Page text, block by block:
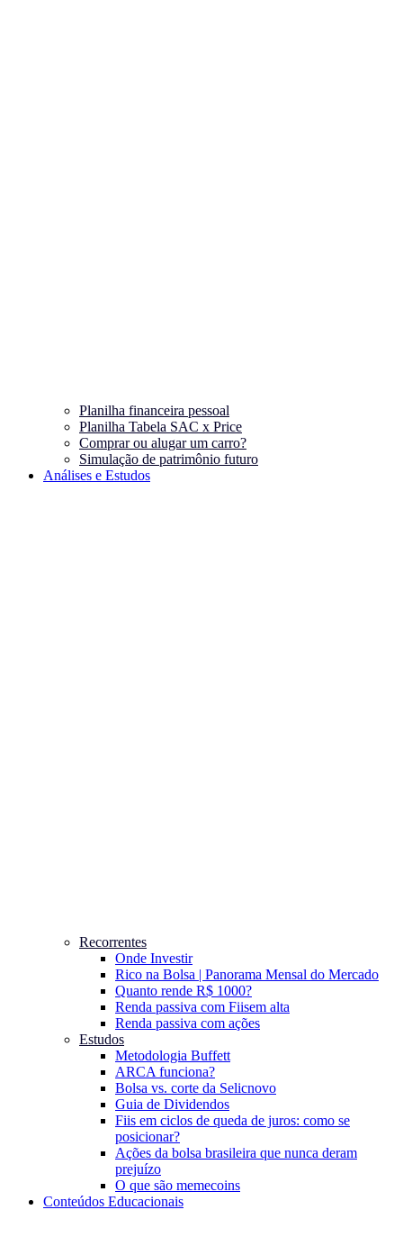
Planilha financeira pessoal
Planilha Tabela SAC x Price
Comprar ou alugar um carro?
Simulação de patrimônio futuro
Análises e Estudos
Recorrentes
Onde Investir
Rico na Bolsa | Panorama Mensal do Mercado
Quanto rende R$ 1000?
Renda passiva com Fiisem alta
Renda passiva com ações
Estudos
Metodologia Buffett
ARCA funciona?
Bolsa vs. corte da Selicnovo
Guia de Dividendos
Fiis em ciclos de queda de juros: como se
posicionar?
Ações da bolsa brasileira que nunca deram
prejuízo
O que são memecoins
Conteúdos Educacionais